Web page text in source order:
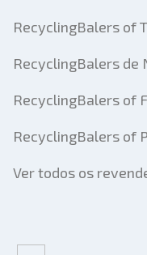
RecyclingBalers of
RecyclingBalers de
RecyclingBalers of
RecyclingBalers of
Ver todos os